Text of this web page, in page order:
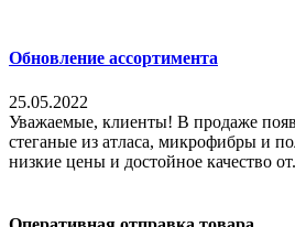
Обновление ассортимента
25.05.2022
Уважаемые, клиенты! В продаже
стеганые из атласа, микрофибры и
низкие цены и достойное качество